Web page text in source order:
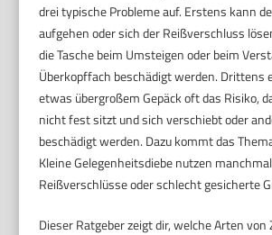
drei typische Probleme auf. Erstens kann
aufgehen oder sich der Reißverschluss
die Tasche beim Umsteigen oder beim
Überkopffach beschädigt werden. Drittens
etwas übergroßem Gepäck oft das Risiko,
nicht fest sitzt und sich verschiebt oder
beschädigt werden. Dazu kommt das
Kleine Gelegenheitsdiebe nutzen
Reißverschlüsse oder schlecht gesicherte
Dieser Ratgeber zeigt dir, welche Arten